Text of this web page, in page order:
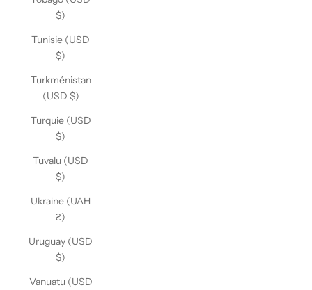
$)
Tunisie (USD
$)
Turkménistan
(USD $)
Turquie (USD
$)
Tuvalu (USD
$)
Ukraine (UAH
₴)
Uruguay (USD
$)
Vanuatu (USD